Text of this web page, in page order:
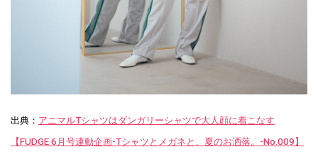
出典： アニマルTシャツはダンガリーシャツで大人顔に着こなす
【FUDGE 6月号連動企画-Tシャツとメガネと、夏のお洒落。-No.009】